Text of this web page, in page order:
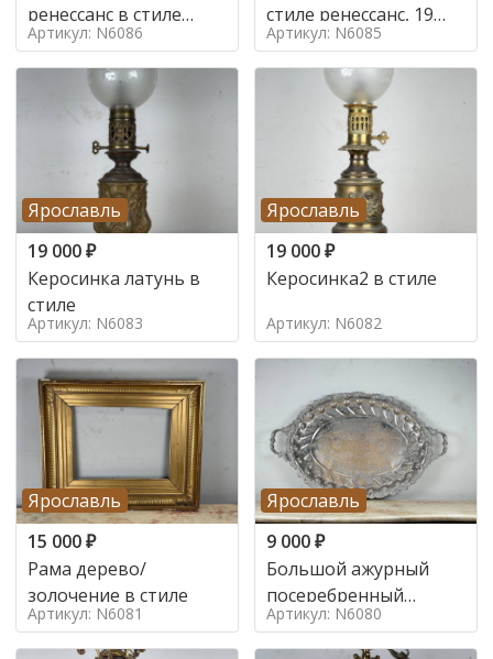
ренессанс в стиле
ренессанс,
Артикул: N6086
стиле ренессанс, 19
век
Артикул: N6085
Ярославль
19 000₽
Керосинка латунь в
стиле
Артикул: N6083
Ярославль
19 000₽
Керосинка2 в стиле
Артикул: N6082
Ярославль
15 000₽
Рама дерево/
золочение в стиле
Артикул: N6081
Ярославль
9 000₽
Большой ажурный
посеребренный
поднос в стиле
Артикул: N6080